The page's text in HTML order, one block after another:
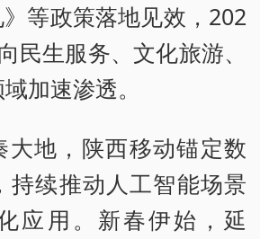
等政策落地见效，202
民生服务、文化旅游、
加速渗透。
大地，陕西移动锚定数
持续推动人工智能场景
应用。新春伊始，延